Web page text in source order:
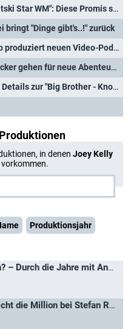
Stefan Raabs neue "Jetski Star WM": Diese Promis sind am 29. August 2026 dabei
bringt "Dinge gibt's..!" zurück
Hella von Sinnen: Raab produziert neuen Video-Podcast der Entertainerin
Joey Kelly und Lilly Becker gehen für neue Abenteuer-Doku in den Urwald
Termin, Gäste und alle Details zur "Big Brother - Knossi Edition 2025"
in denen Joey Kelly
Produktionsjahr
Wann war das noch? – Durch die Jahre mit Angelo & Joey Kelly
Du gewinnst hier nicht die Million bei Stefan Raab